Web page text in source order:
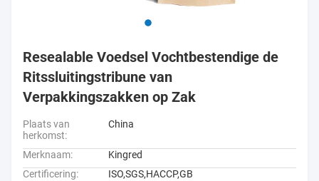
Resealable Voedsel Vochtbestendige de
Ritssluitingstribune van
Verpakkingszakken op Zak
Plaats van
herkomst:
China
Merknaam:
Kingred
Certificering:
ISO,SGS,HACCP,GB